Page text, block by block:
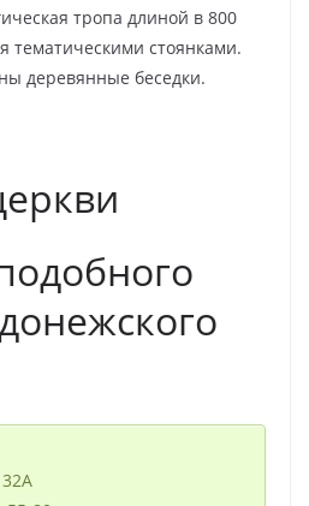
тропа длиной в 800
тематическими стоянками.
деревянные беседки.